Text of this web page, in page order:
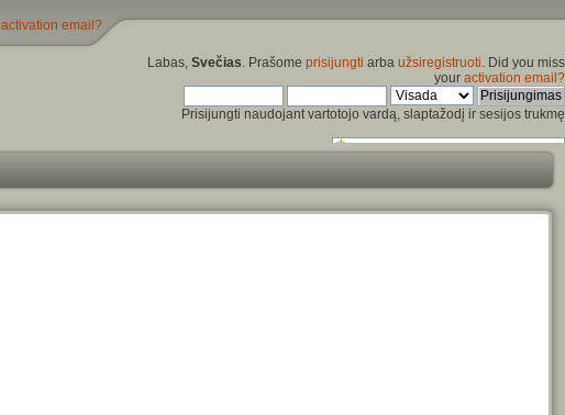
activation email?
Labas, Svečias. Prašome prisijungti arba užsiregistruoti. Did you miss
your activation email?
Prisijungti naudojant vartotojo vardą, slaptažodį ir sesijos trukmę